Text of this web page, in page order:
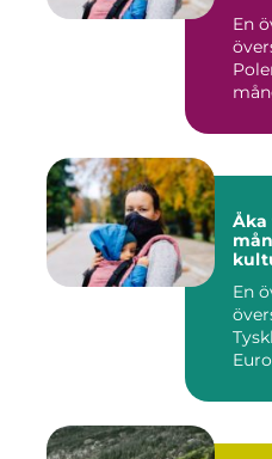
En
Polen"
Åka
En
Tyskland